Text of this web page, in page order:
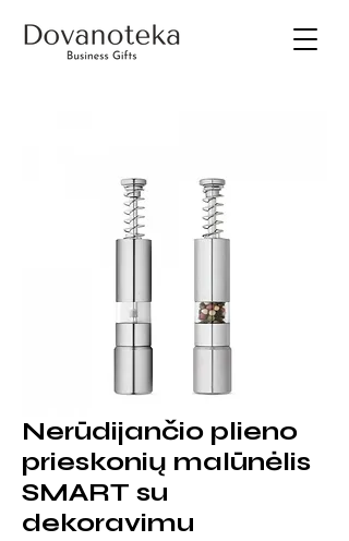
Nerūdijančio plieno
prieskonių malūnėlis
SMART su
dekoravimu